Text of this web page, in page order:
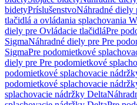
bidetyPríslušenstvoNáhradné diely
tlačidlá a ovládania splachovania
diely pre Ovládacie tlačidláPre
SigmaNáhradné diely pre Pre
SigmaPre podomietkové
diely pre Pre podomietkové
podomietkové splachovacie
podomietkové splachovacie
splachovacie nádržky Delta